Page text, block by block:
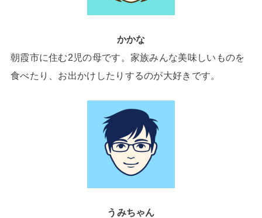
かかな
朝霞市に住む2児の母です。家族みんな美味しいものを
食べたり、お出かけしたりするのが大好きです。
うみちゃん